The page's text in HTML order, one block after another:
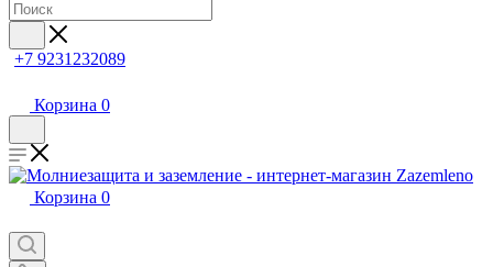
+7 9231232089
Корзина 0
Корзина 0